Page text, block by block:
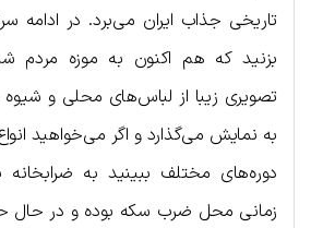
تاریخی جذاب ایران می‌برد. در ادامه
بزنید که هم اکنون به موزه مردم
تصویری زیبا از لباس‌های محلی و شیوه
به نمایش می‌گذارد و اگر می‌خواهید
دوره‌های مختلف ببینید به ضرابخانه
زمانی محل ضرب سکه بوده و در حال